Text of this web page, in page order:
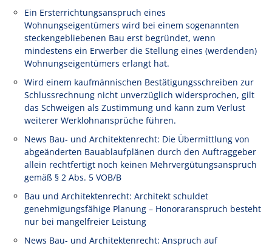
Ein Ersterrichtungsanspruch eines
Wohnungseigentümers wird bei einem sogenannten
steckengebliebenen Bau erst begründet, wenn
mindestens ein Erwerber die Stellung eines (werdenden)
Wohnungseigentümers erlangt hat.
Wird einem kaufmännischen Bestätigungsschreiben zur
Schlussrechnung nicht unverzüglich widersprochen, gilt
das Schweigen als Zustimmung und kann zum Verlust
weiterer Werklohnansprüche führen.
News Bau- und Architektenrecht: Die Übermittlung von
abgeänderten Bauablaufplänen durch den Auftraggeber
allein rechtfertigt noch keinen Mehrvergütungsanspruch
gemäß § 2 Abs. 5 VOB/B
Bau und Architektenrecht: Architekt schuldet
genehmigungsfähige Planung – Honoraranspruch besteht
nur bei mangelfreier Leistung
News Bau- und Architektenrecht: Anspruch auf